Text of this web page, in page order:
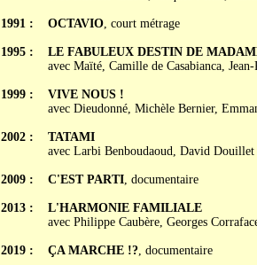
1991 :
1995 :
1999 :
2002 :
2009 :
2013 :
2019 :
OCTAVIO, court métrage
LE FABULEUX DESTIN DE
avec Maïté, Camille de Casabianca,
VIVE NOUS !
avec Dieudonné, Michèle Bernier,
TATAMI
avec Larbi Benboudaoud, David Douillet
C'EST PARTI, documentaire
L'HARMONIE FAMILIALE
avec Philippe Caubère, Georges
ÇA MARCHE !?, documentaire